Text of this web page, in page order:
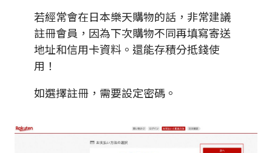
若經常會在日本樂天購物的話，非常建議
註冊會員，因為下次購物不同再填寫寄送
地址和信用卡資料。還能存積分抵錢使
用！
如選擇註冊，需要設定密碼。